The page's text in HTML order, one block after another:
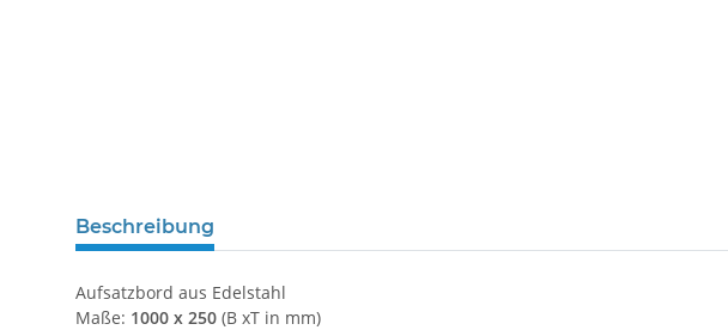
Beschreibung
Aufsatzbord aus Edelstahl
Maße: 1000 x 250 (B xT in mm)